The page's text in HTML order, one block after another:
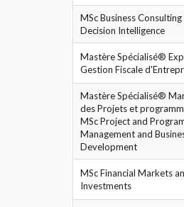
MSc Business Consulting
Decision Intelligence
Mastère Spécialisé®
Gestion Fiscale
Mastère Spécialisé®
des Projets et
MSc Project and
Management and
Development
MSc Financial Markets
Investments